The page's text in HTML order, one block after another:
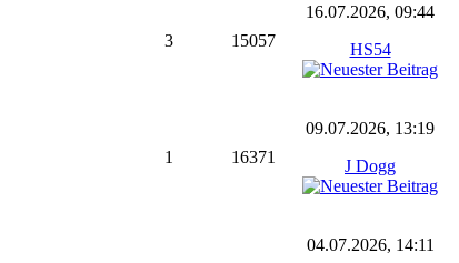
3 15057
16.07.2026, 09:44
HS54
1 16371
09.07.2026, 13:19
J Dogg
04.07.2026, 14:11